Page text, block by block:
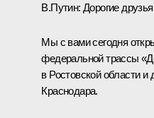
В.Путин: Дорогие
Мы с вами сегодня
федеральной трассы
в Ростовской области
Краснодара.